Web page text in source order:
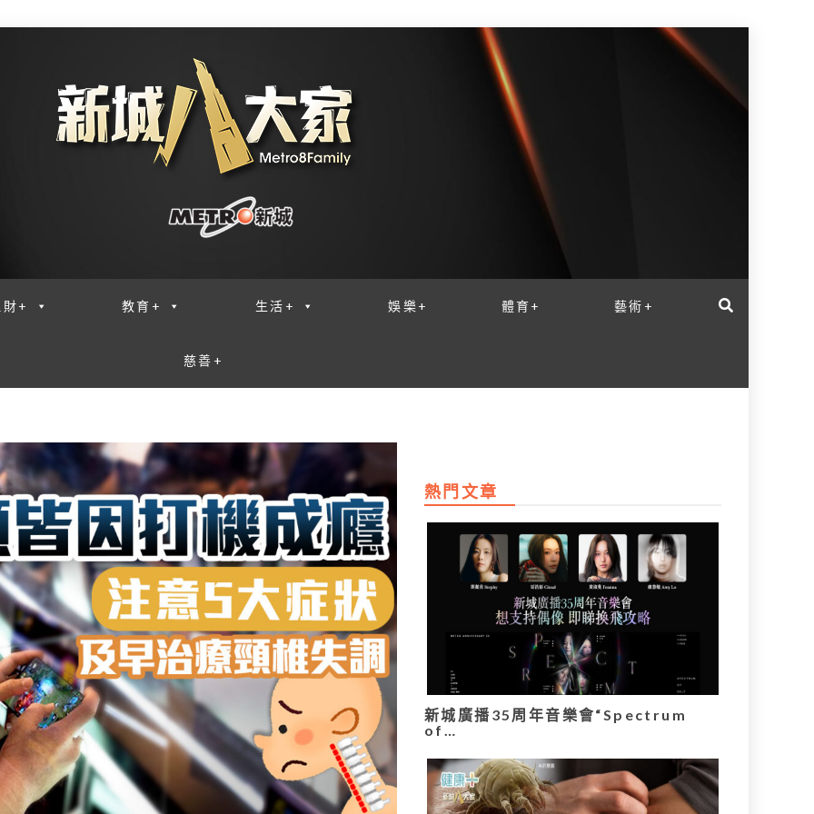
財+ 教育+ 生活+ 娛樂+ 體育+ 藝術+
慈善+
熱門文章
新城廣播35周年音樂會“Spectrum
of…